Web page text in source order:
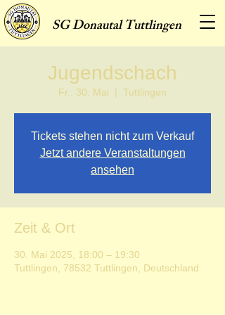
SGDonautal Tuttlingen
Jugendschach
Fr., 30. Mai
  |
Tuttlingen
Tickets stehen nicht zum Verkauf
Jetzt andere Veranstaltungen
ansehen
Zeit & Ort
30. Mai 2025, 18:00 – 19:30
Tuttlingen, 78532 Tuttlingen, Deutschland